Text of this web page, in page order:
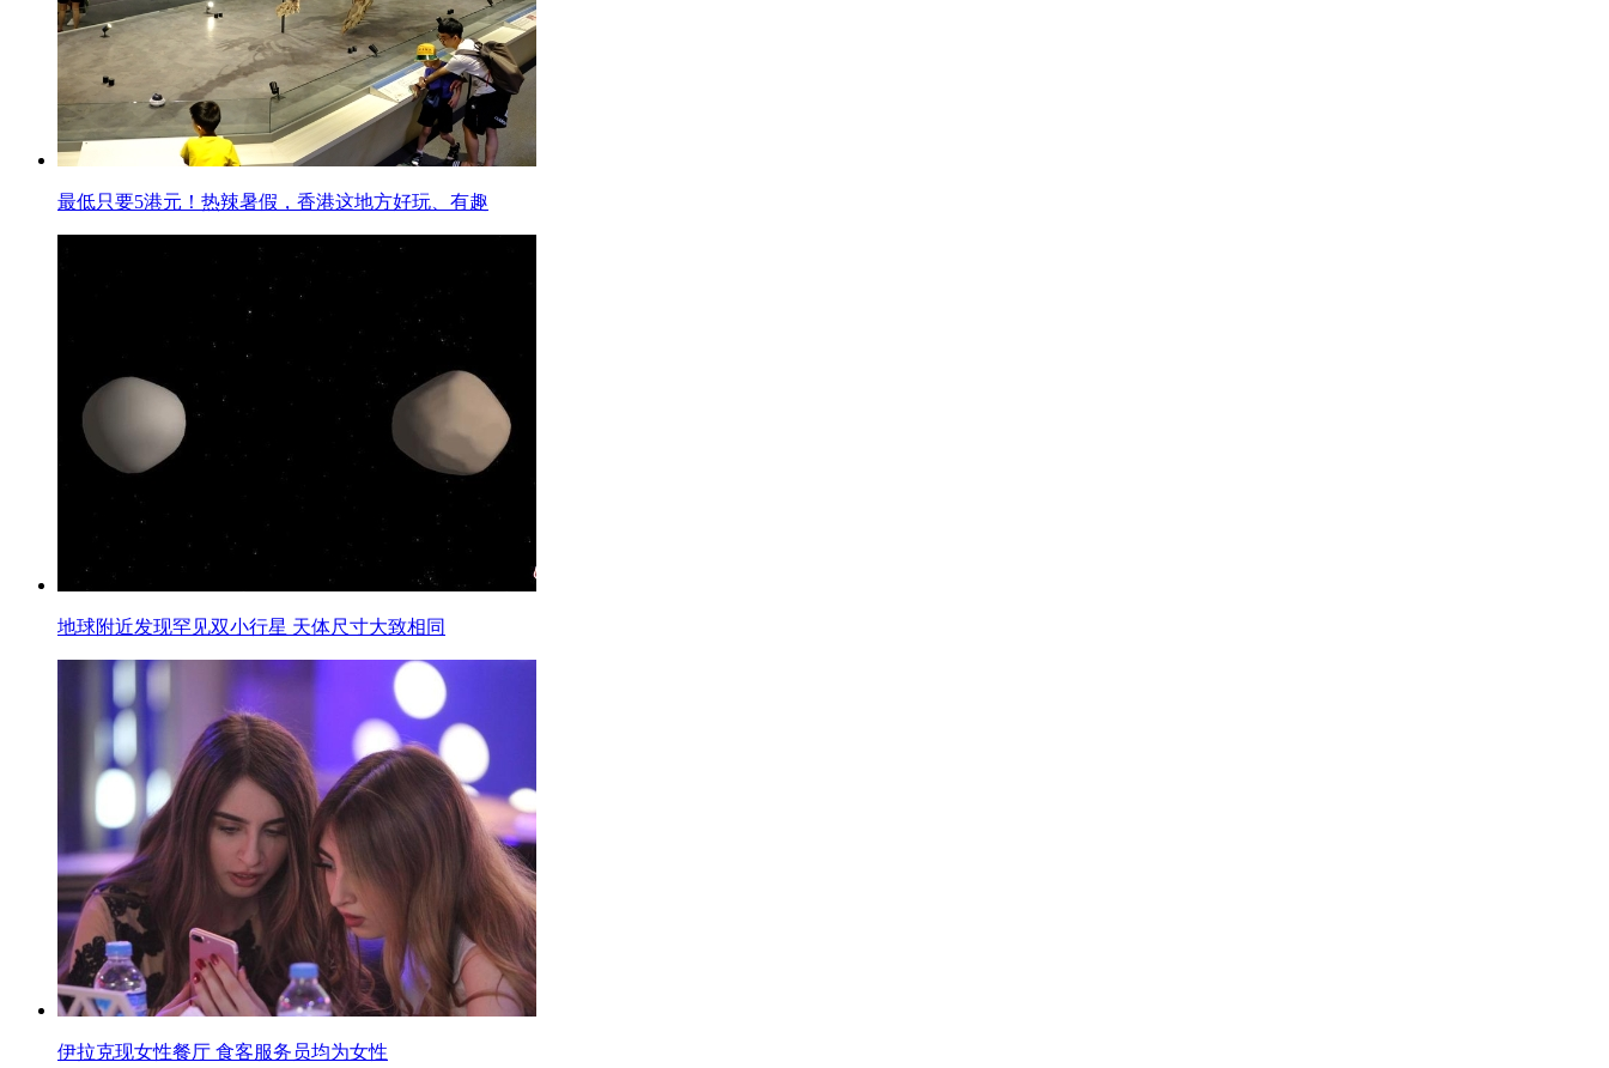
最低只要5港元！热辣暑假，香港这地方好玩、有趣
地球附近发现罕见双小行星 天体尺寸大致相同
伊拉克现女性餐厅 食客服务员均为女性